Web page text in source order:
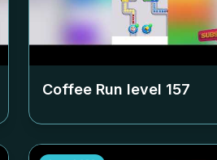
Coffee Run level 157